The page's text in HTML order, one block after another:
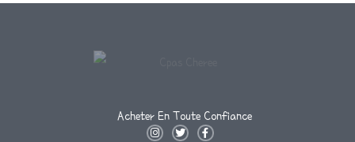
Acheter En Toute Confiance
I
T
F